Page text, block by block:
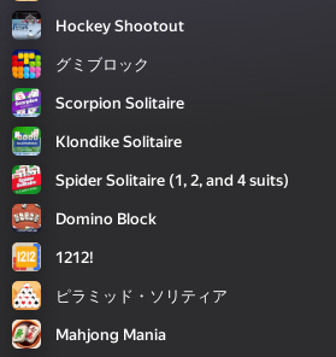
Hockey Shootout
グミブロック
Scorpion Solitaire
Klondike Solitaire
Spider Solitaire (1, 2, and 4 suits)
Domino Block
1212!
ピラミッド・ソリティア
Mahjong Mania